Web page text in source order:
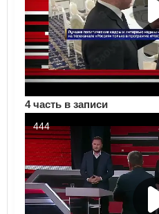
4 часть в записи